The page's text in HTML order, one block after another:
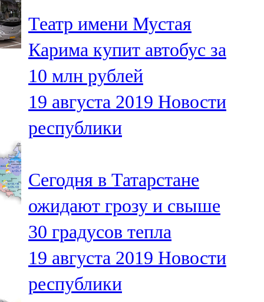
106,2 FM
Минзәлә
107,3 FM
Мөслим
100,0 FM
104,7 FM
Олы Әтнә
71,42 FM
Сарман
107,8 FM
Театр имени Мустая
Карима купит автобус за
10 млн рублей
19 августа 2019 Новости
республики
Сегодня в Татарстане
ожидают грозу и свыше
30 градусов тепла
19 августа 2019 Новости
республики